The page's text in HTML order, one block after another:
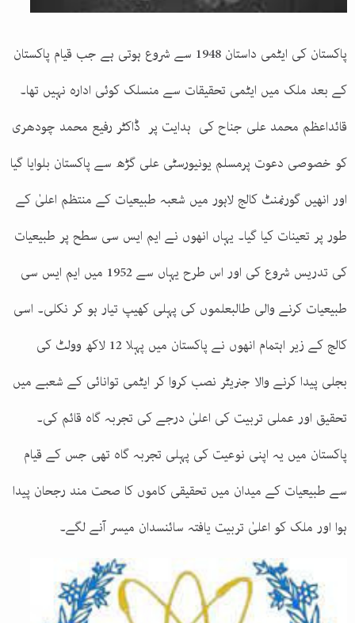
پاکستان کی ایٹمی داستان 1948 سے شروع ہوتی ہے جب قیام پاکستان
کے بعد ملک میں ایٹمی تحقیقات سے منسلک کوئی ادارہ نہیں تھا۔
قائداعظم محمد علی جناح کی ہدایت پر ڈاکٹر رفیع محمد چودھری
کو خصوصی دعوت پرمسلم یونیورسٹی علی گڑھ سے پاکستان بلوایا گیا
اور انھیں گورنمنٹ کالج لاہور میں شعبہ طبیعیات کے منتظم اعلیٰ کے
طور پر تعینات کیا گیا۔ یہاں انھوں نے ایم ایس سی سطح پر طبیعیات
کی تدریس شروع کی اور اس طرح یہاں سے 1952 میں ایم ایس سی
طبیعیات کرنے والی طالبعلموں کی پہلی کھیپ تیار ہو کر نکلی۔ اسی
کالج کے زیر اہتمام انھوں نے پاکستان میں پہلا 12 لاکھ وولٹ کی
بجلی پیدا کرنے والا جنریٹر نصب کروا کر ایٹمی توانائی کے شعبے میں
تحقیق اور عملی تربیت کی اعلیٰ درجے کی تجربہ گاہ قائم کی۔
پاکستان میں یہ اپنی نوعیت کی پہلی تجربہ گاہ تھی جس کے قیام
سے طبیعیات کے میدان میں تحقیقی کاموں کا صحت مند رجحان پیدا
ہوا اور ملک کو اعلیٰ تربیت یافتہ سائنسدان میسر آنے لگے۔